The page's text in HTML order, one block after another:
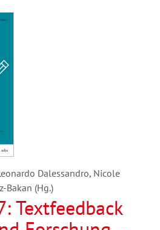
Dalessandro, Nicole
Bakan (Hg.)
Textfeedback